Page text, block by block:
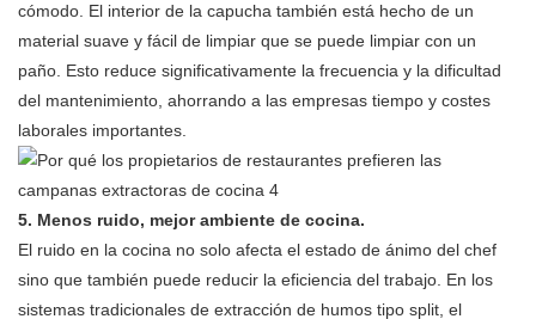
cómodo. El interior de la capucha también está hecho de un
material suave y fácil de limpiar que se puede limpiar con un
paño. Esto reduce significativamente la frecuencia y la dificultad
del mantenimiento, ahorrando a las empresas tiempo y costes
laborales importantes.
5. Menos ruido, mejor ambiente de cocina.
El ruido en la cocina no solo afecta el estado de ánimo del chef
sino que también puede reducir la eficiencia del trabajo. En los
sistemas tradicionales de extracción de humos tipo split, el